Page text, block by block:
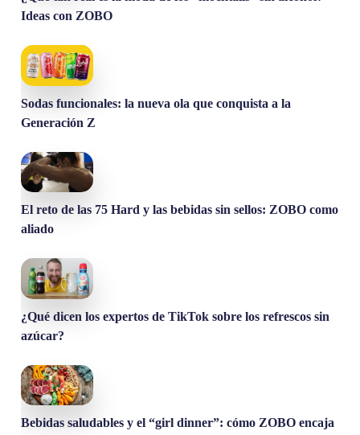
Ideas con ZOBO
Sodas funcionales: la nueva ola que conquista a la
Generación Z
El reto de las 75 Hard y las bebidas sin sellos: ZOBO como
aliado
¿Qué dicen los expertos de TikTok sobre los refrescos sin
azúcar?
Bebidas saludables y el “girl dinner”: cómo ZOBO encaja